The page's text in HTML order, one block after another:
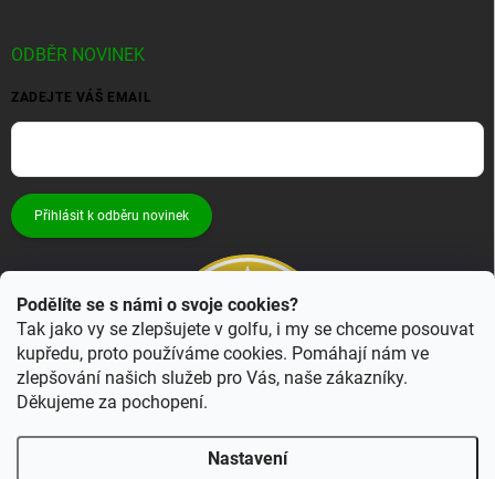
Podělíte se s námi o svoje cookies?
Tak jako vy se zlepšujete v golfu, i my se chceme posouvat
kupředu, proto používáme cookies. Pomáhají nám ve
zlepšování našich služeb pro Vás, naše zákazníky.
Děkujeme za pochopení.
Nastavení
ODBĚR NOVINEK
ZADEJTE VÁŠ EMAIL
Přihlásit k odběru novinek